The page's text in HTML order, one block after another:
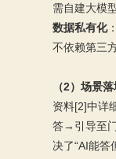
需自建大模
数据私有化
不依赖第三
（2）场景
资料[2]中详
答→引导至
决了“AI能答